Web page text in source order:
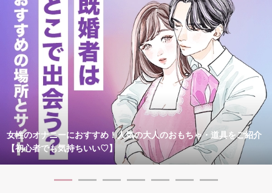
女性のオナニーにおすすめ！人気の大人のおもちゃ・道具をご紹介
【初心者でも気持ちいい♡】